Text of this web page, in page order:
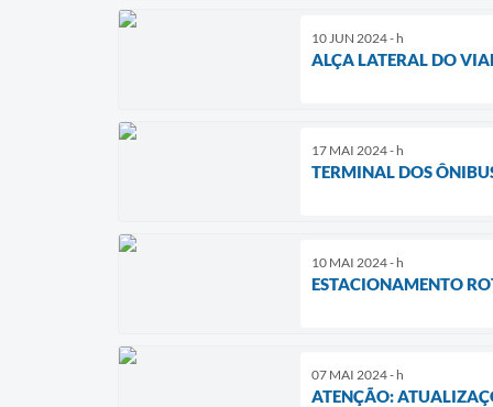
10 JUN 2024 - h
ALÇA LATERAL DO
17 MAI 2024 - h
TERMINAL DOS
10 MAI 2024 - h
ESTACIONAMENTO
07 MAI 2024 - h
ATENÇÃO: